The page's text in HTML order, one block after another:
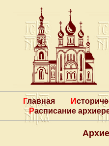
Главная
Расписание